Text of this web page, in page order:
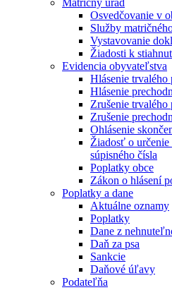
Matričný úrad
Osvedčovanie v
Služby
Vystavovanie
Žiadosti k
Evidencia obyvateľstva
Hlásenie trvalého
Hlásenie
Zrušenie trvalého
Zrušenie
Ohlásenie
Žiadosť o určenie
súpisného čísla
Poplatky obce
Zákon o hlásení
Poplatky a dane
Aktuálne oznamy
Poplatky
Dane z
Daň za psa
Sankcie
Daňové úľavy
Podateľňa